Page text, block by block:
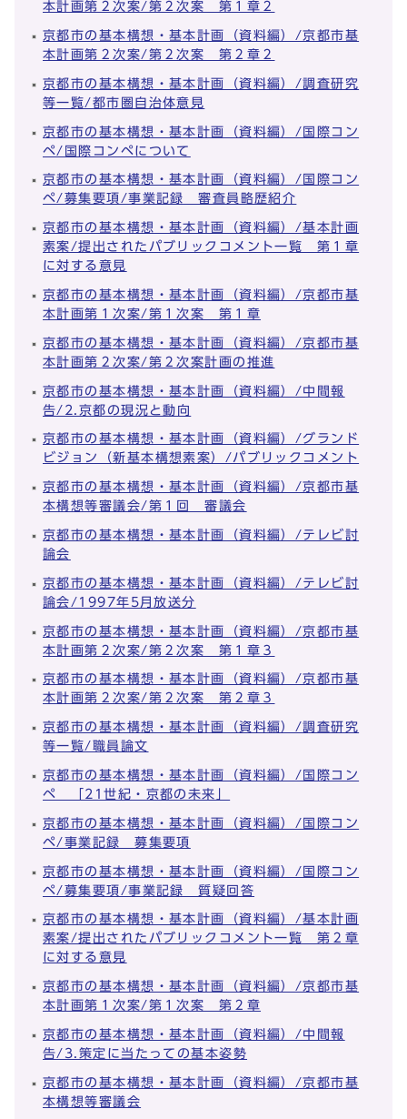
本計画第２次案/第２次案 第１章２
京都市の基本構想・基本計画（資料編）/京都市基
本計画第２次案/第２次案 第２章２
京都市の基本構想・基本計画（資料編）/調査研究
等一覧/都市圏自治体意見
京都市の基本構想・基本計画（資料編）/国際コン
ペ/国際コンペについて
京都市の基本構想・基本計画（資料編）/国際コン
ペ/募集要項/事業記録 審査員略歴紹介
京都市の基本構想・基本計画（資料編）/基本計画
素案/提出されたパブリックコメント一覧 第１章
に対する意見
京都市の基本構想・基本計画（資料編）/京都市基
本計画第１次案/第１次案 第１章
京都市の基本構想・基本計画（資料編）/京都市基
本計画第２次案/第２次案計画の推進
京都市の基本構想・基本計画（資料編）/中間報
告/2.京都の現況と動向
京都市の基本構想・基本計画（資料編）/グランド
ビジョン（新基本構想素案）/パブリックコメント
京都市の基本構想・基本計画（資料編）/京都市基
本構想等審議会/第１回 審議会
京都市の基本構想・基本計画（資料編）/テレビ討
論会
京都市の基本構想・基本計画（資料編）/テレビ討
論会/1997年5月放送分
京都市の基本構想・基本計画（資料編）/京都市基
本計画第２次案/第２次案 第１章３
京都市の基本構想・基本計画（資料編）/京都市基
本計画第２次案/第２次案 第２章３
京都市の基本構想・基本計画（資料編）/調査研究
等一覧/職員論文
京都市の基本構想・基本計画（資料編）/国際コン
ペ 「21世紀・京都の未来」
京都市の基本構想・基本計画（資料編）/国際コン
ペ/事業記録 募集要項
京都市の基本構想・基本計画（資料編）/国際コン
ペ/募集要項/事業記録 質疑回答
京都市の基本構想・基本計画（資料編）/基本計画
素案/提出されたパブリックコメント一覧 第２章
に対する意見
京都市の基本構想・基本計画（資料編）/京都市基
本計画第１次案/第１次案 第２章
京都市の基本構想・基本計画（資料編）/中間報
告/3.策定に当たっての基本姿勢
京都市の基本構想・基本計画（資料編）/京都市基
本構想等審議会